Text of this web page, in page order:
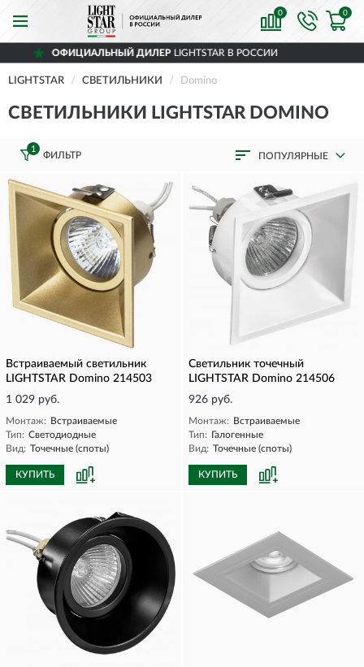
0 0
ДИЛЕРLIGHTSTAR В РОССИИ
LIGHTSTAR СВЕТИЛЬНИКИ Domino
СВЕТИЛЬНИКИ LIGHTSTAR DOMINO
1
ФИЛЬТР ПОПУЛЯРНЫЕ
Встраиваемый светильник
LIGHTSTAR Domino 214503
1 029 руб.
Монтаж: Встраиваемые
Тип: Светодиодные
Вид: Точечные (споты)
КУПИТЬ
Светильник точечный
LIGHTSTAR Domino 214506
926 руб.
Монтаж: Встраиваемые
Тип: Галогенные
Вид: Точечные (споты)
КУПИТЬ